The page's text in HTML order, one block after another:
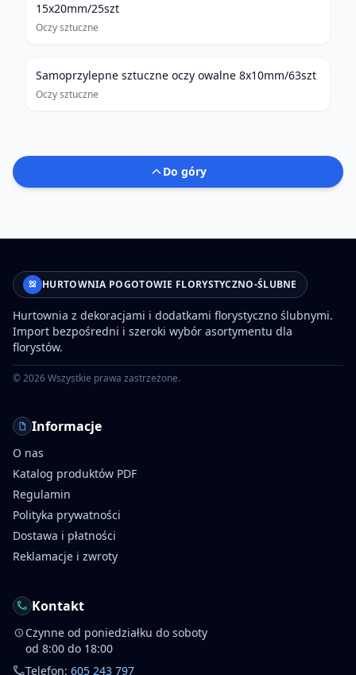
15x20mm/25szt
Oczy sztuczne
Samoprzylepne sztuczne oczy owalne 8x10mm/63szt
Oczy sztuczne
Do góry
HURTOWNIA POGOTOWIE FLORYSTYCZNO-ŚLUBNE
Hurtownia z dekoracjami i dodatkami florystyczno ślubnymi.
Import bezpośredni i szeroki wybór asortymentu dla
florystów.
©2026Wszystkie prawa zastrzeżone.
Informacje
O nas
Katalog produktów PDF
Regulamin
Polityka prywatności
Dostawa i płatności
Reklamacje i zwroty
Kontakt
Czynne od poniedziałku do soboty
od 8:00 do 18:00
Telefon: 605 243 797